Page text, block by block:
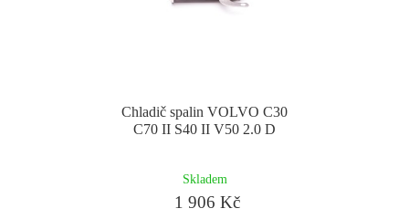
Chladič spalin VOLVO C30
C70 II S40 II V50 2.0 D
Skladem
1 906 Kč